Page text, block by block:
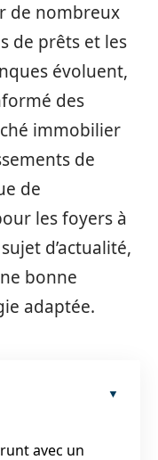
de nombreux
de prêts et les
évoluent,
des
immobilier
de
de
les foyers à
d’actualité,
bonne
adaptée.
avec un